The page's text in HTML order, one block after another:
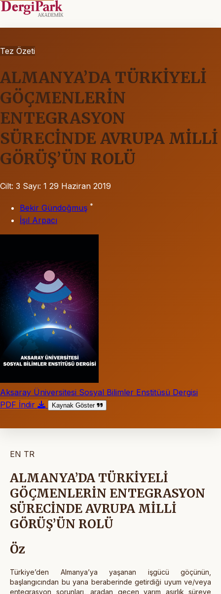
Tez Özeti
ALMANYA’DA TÜRKİYELİ
GÖÇMENLERİN
ENTEGRASYON
SÜRECİNDE AVRUPA MİLLİ
GÖRÜŞ’ÜN ROLÜ
Cilt: 3 Sayı: 1 29 Haziran 2019
Bekir Gündoğmuş *
İşıl Arpacı
Aksaray Üniversitesi Sosyal Bilimler Enstitüsü Dergisi
PDF İndir
Kaynak Göster
EN TR
ALMANYA’DA TÜRKİYELİ
GÖÇMENLERİN ENTEGRASYON
SÜRECİNDE AVRUPA MİLLİ
GÖRÜŞ’ÜN ROLÜ
Öz
Türkiye’den Almanya’ya yaşanan işgücü göçünün,
başlangıcından bu yana beraberinde getirdiği uyum ve/veya
entegrasyon sorunları, aradan geçen yarım asırlık süreye